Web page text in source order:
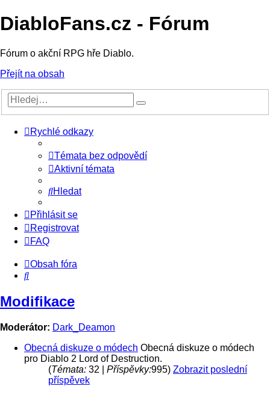
DiabloFans.cz - Fórum
Fórum o akční RPG hře Diablo.
Přejít na obsah
Rychlé odkazy
Témata bez odpovědí
Aktivní témata
Hledat
Přihlásit se
Registrovat
FAQ
Obsah fóra
Hledat
Modifikace
Moderátor: Dark_Deamon
Obecná diskuze o módech Obecná diskuze o módech
pro Diablo 2 Lord of Destruction.
(Témata: 32 | Příspěvky:995) Zobrazit poslední
příspěvek